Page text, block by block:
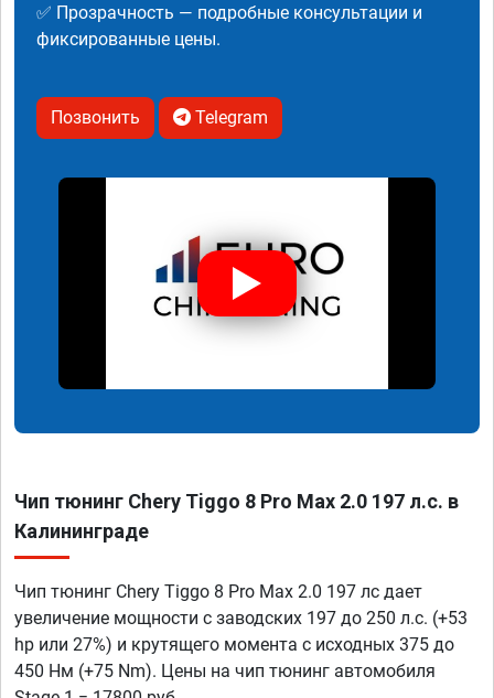
✅ Прозрачность — подробные консультации и
фиксированные цены.
Позвонить Telegram
Чип тюнинг Chery Tiggo 8 Pro Max 2.0 197 л.с. в
Калининграде
Чип тюнинг Chery Tiggo 8 Pro Max 2.0 197 лс дает
увеличение мощности с заводских 197 до 250 л.с. (+53
hp или 27%) и крутящего момента с исходных 375 до
450 Нм (+75 Nm). Цены на чип тюнинг автомобиля